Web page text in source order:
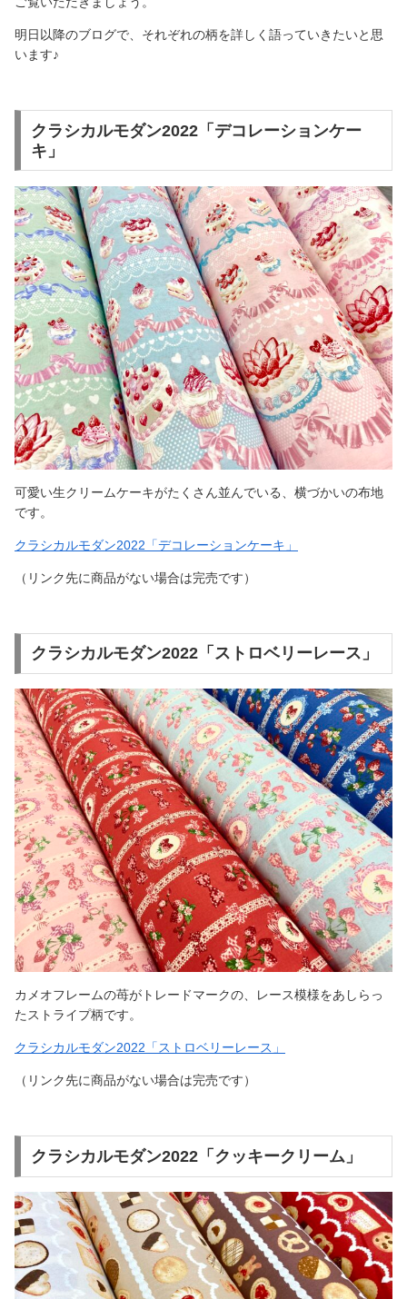
明日以降のブログで、それぞれの柄を詳しく語っていきたいと思
います♪
クラシカルモダン2022「デコレーションケー
キ」
可愛い生クリームケーキがたくさん並んでいる、横づかいの布地
です。
クラシカルモダン2022「デコレーションケーキ」
（リンク先に商品がない場合は完売です）
クラシカルモダン2022「ストロベリーレース」
カメオフレームの苺がトレードマークの、レース模様をあしらっ
たストライプ柄です。
クラシカルモダン2022「ストロベリーレース」
（リンク先に商品がない場合は完売です）
クラシカルモダン2022「クッキークリーム」